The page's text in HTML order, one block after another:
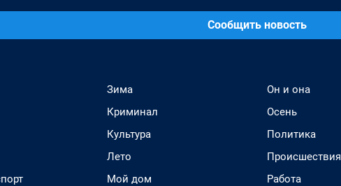
Сообщить новость
Зима
Криминал
Культура
Лето
Мой дом
Он и она
Осень
Политика
Происшествия
Работа